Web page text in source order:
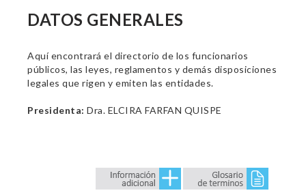
DATOS GENERALES
Aquí encontrará el directorio de los funcionarios
públicos, las leyes, reglamentos y demás disposiciones
legales que rigen y emiten las entidades.
Presidenta: Dra. ELCIRA FARFAN QUISPE